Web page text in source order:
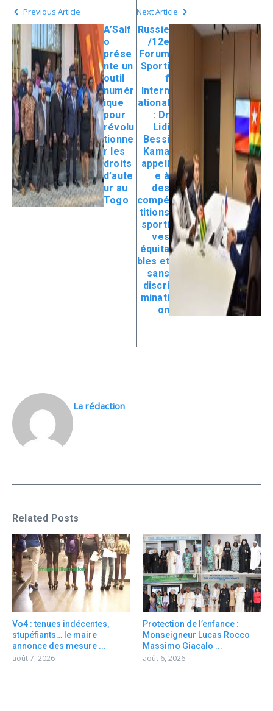
Previous Article
A’Salf
o
prése
nte un
outil
numér
ique
pour
révolu
tionne
r les
droits
d’aute
ur au
Togo
Next Article
Russie
/12e
Forum
Sporti
f
Intern
ational
: Dr
Lidi
Bessi
Kama
appell
e à
des
compé
titions
sporti
ves
équita
bles et
sans
discri
minati
on
La rédaction
Related Posts
Vo4 : tenues indécentes,
stupéfiants… le maire
annonce des mesure ...
août 7, 2026
Protection de l’enfance :
Monseigneur Lucas Rocco
Massimo Giacalo ...
août 6, 2026